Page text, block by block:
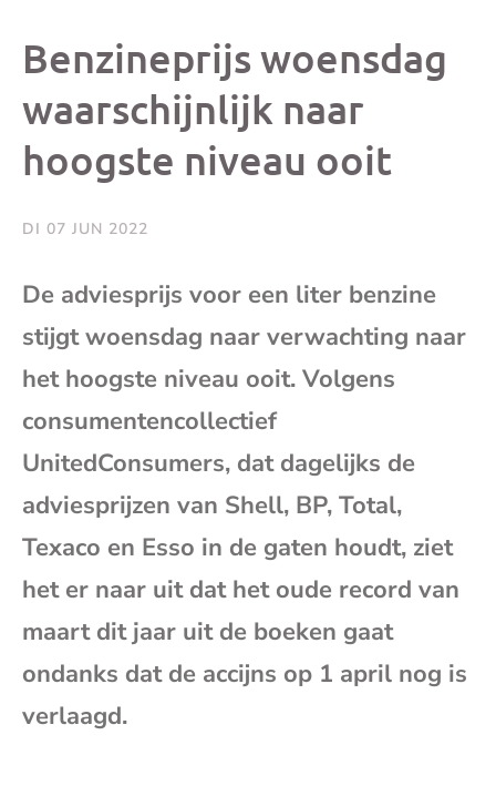
op op
Benzineprijs woensdag
waarschijnlijk naar
hoogste niveau ooit
DI 07 JUN 2022
De adviesprijs voor een liter benzine
stijgt woensdag naar verwachting naar
het hoogste niveau ooit. Volgens
consumentencollectief
UnitedConsumers, dat dagelijks de
adviesprijzen van Shell, BP, Total,
Texaco en Esso in de gaten houdt, ziet
het er naar uit dat het oude record van
maart dit jaar uit de boeken gaat
ondanks dat de accijns op 1 april nog is
verlaagd.